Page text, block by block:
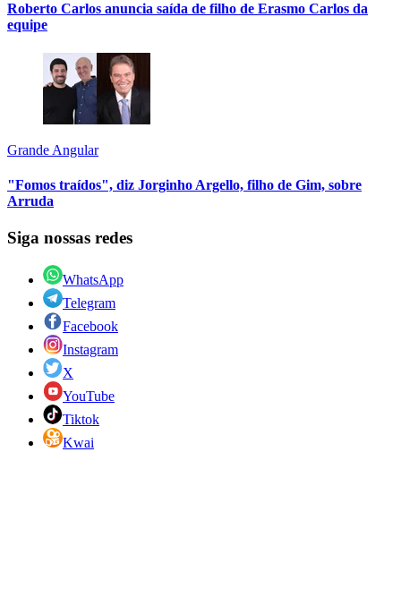
Roberto Carlos anuncia saída de filho de Erasmo Carlos da
equipe
Grande Angular
"Fomos traídos", diz Jorginho Argello, filho de Gim, sobre
Arruda
Siga nossas redes
WhatsApp
Telegram
Facebook
Instagram
X
YouTube
Tiktok
Kwai